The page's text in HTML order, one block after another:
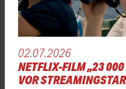
02.07.2026
NETFLIX-FILM „23
VOR